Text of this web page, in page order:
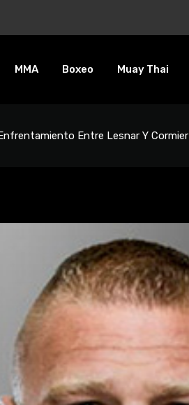
MMA Boxeo Muay Thai
Entre Lesnar Y Cormier